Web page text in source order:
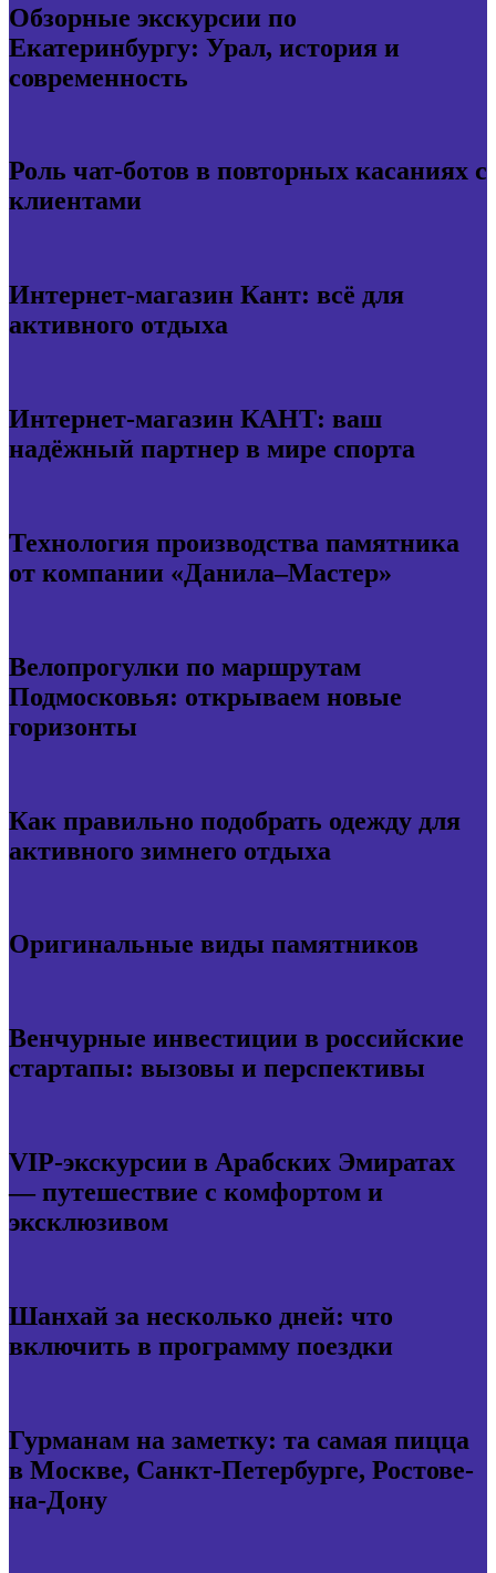
Обзорные экскурсии по
Екатеринбургу: Урал, история и
современность
Роль чат-ботов в повторных касаниях с
клиентами
Интернет-магазин Кант: всё для
активного отдыха
Интернет-магазин КАНТ: ваш
надёжный партнер в мире спорта
Технология производства памятника
от компании «Данила–Мастер»
Велопрогулки по маршрутам
Подмосковья: открываем новые
горизонты
Как правильно подобрать одежду для
активного зимнего отдыха
Оригинальные виды памятников
Венчурные инвестиции в российские
стартапы: вызовы и перспективы
VIP-экскурсии в Арабских Эмиратах
— путешествие с комфортом и
эксклюзивом
Шанхай за несколько дней: что
включить в программу поездки
Гурманам на заметку: та самая пицца
в Москве, Санкт-Петербурге, Ростове-
на-Дону